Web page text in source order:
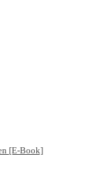
[E-Book]